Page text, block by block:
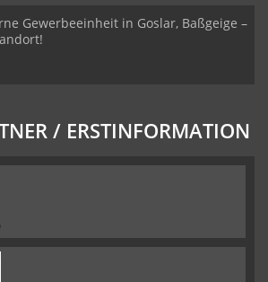
Gewerbeeinheit in Goslar, Baßgeige –
/ ERSTINFORMATION